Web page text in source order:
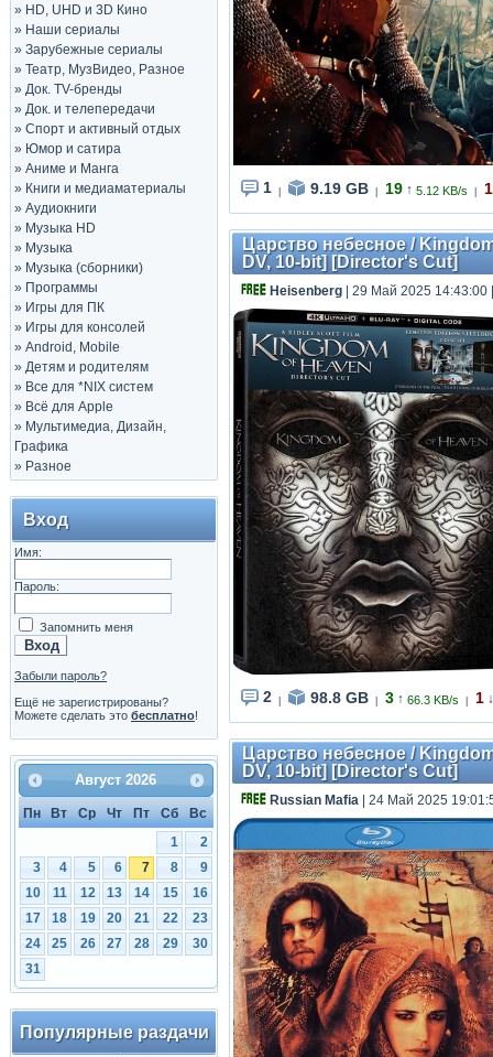
» HD, UHD и 3D Кино
» Наши сериалы
» Зарубежные сериалы
» Театр, МузВидео, Разное
» Док. TV-бренды
» Док. и телепередачи
» Спорт и активный отдых
» Юмор и сатира
» Аниме и Манга
» Книги и медиаматериалы
» Аудиокниги
» Музыка HD
» Музыка
» Музыка (сборники)
» Программы
» Игры для ПК
» Игры для консолей
» Android, Mobile
» Детям и родителям
» Все для *NIX систем
» Всё для Apple
» Мультимедиа, Дизайн,
Графика
» Разное
Вход
Имя:
Пароль:
Запомнить меня
Забыли пароль?
Ещё не зарегистрированы?
Можете сделать это бесплатно!
Август 2026
Пн Вт Ср Чт Пт Сб
Вс
1
2
3
4 5 6 7 8
9
10
11 12 13 14 15
16
17
18 19 20 21 22
23
24
25 26 27 28 29
30
31
Популярные раздачи
1 9.19 GB 19 ↑ 5.12 KB/s 1
Царство небесное /
DV, 10-bit] [Director's Cut]
Heisenberg | 29 Май 2025 14:43:00
2 98.8 GB 3 ↑ 66.3 KB/s 1 ↓
Царство небесное /
DV, 10-bit] [Director's Cut]
Russian Mafia | 24 Май 2025